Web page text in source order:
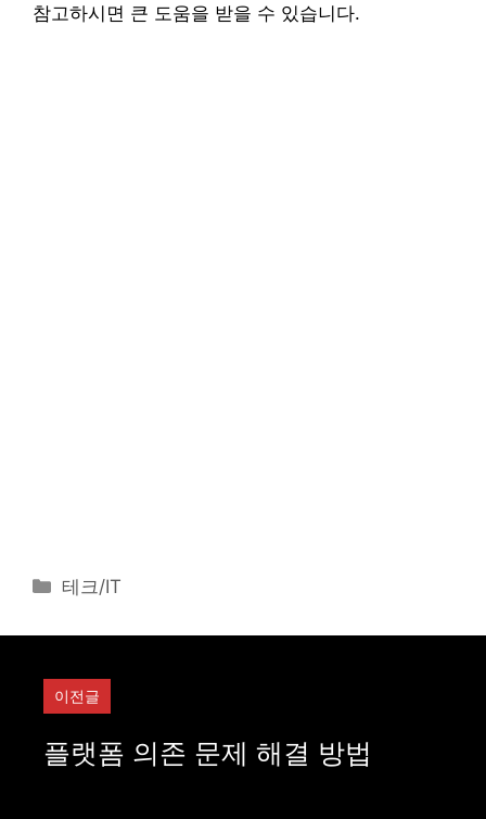
참고하시면 큰 도움을 받을 수 있습니다.
카
고
테크/IT
이전글
플랫폼 의존 문제 해결 방법